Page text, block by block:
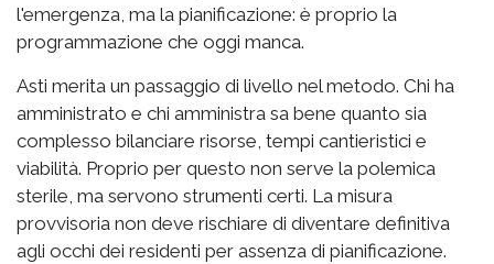
l'emergenza, ma la pianificazione: è proprio la
programmazione che oggi manca.
Asti merita un passaggio di livello nel metodo. Chi ha
amministrato e chi amministra sa bene quanto sia
complesso bilanciare risorse, tempi cantieristici e
viabilità. Proprio per questo non serve la polemica
sterile, ma servono strumenti certi. La misura
provvisoria non deve rischiare di diventare definitiva
agli occhi dei residenti per assenza di pianificazione.